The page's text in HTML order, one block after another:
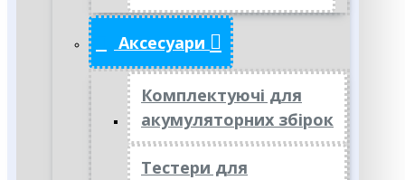
Аксесуари
Комплектуючі для
акумуляторних збірок
Тестери для